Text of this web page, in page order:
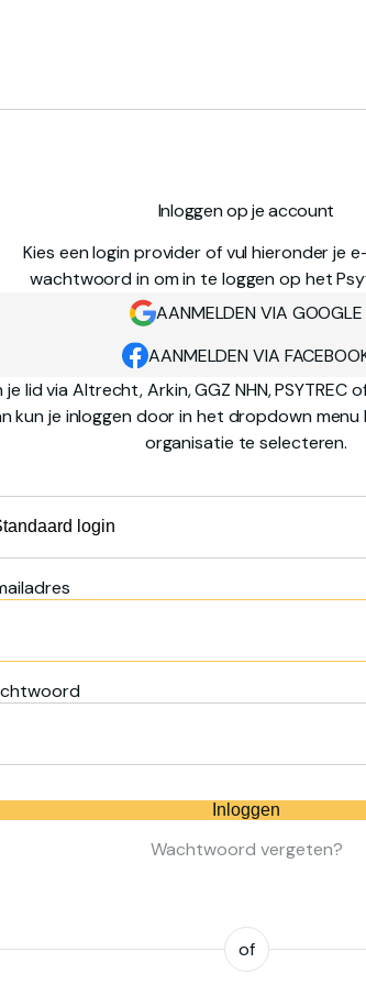
Inloggen op je account
Kies een login provider of vul hieronder je
wachtwoord in om in te loggen op het
AANMELDEN VIA GOOGLE
AANMELDEN VIA
je lid via Altrecht, Arkin, GGZ NHN, PSYTREC
kun je inloggen door in het dropdown
organisatie te selecteren.
Inloggen
Wachtwoord vergeten?
of